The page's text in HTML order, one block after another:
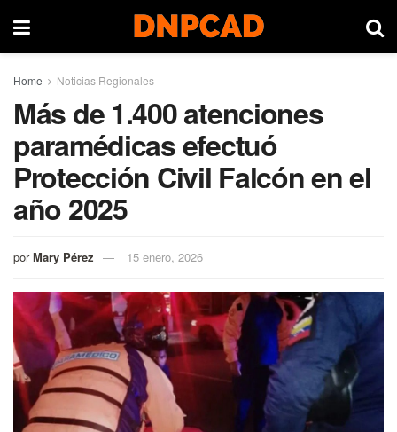
Home Noticias Regionales
Más de 1.400 atenciones
paramédicas efectuó
Protección Civil Falcón en el
año 2025
por Mary Pérez 15 enero, 2026